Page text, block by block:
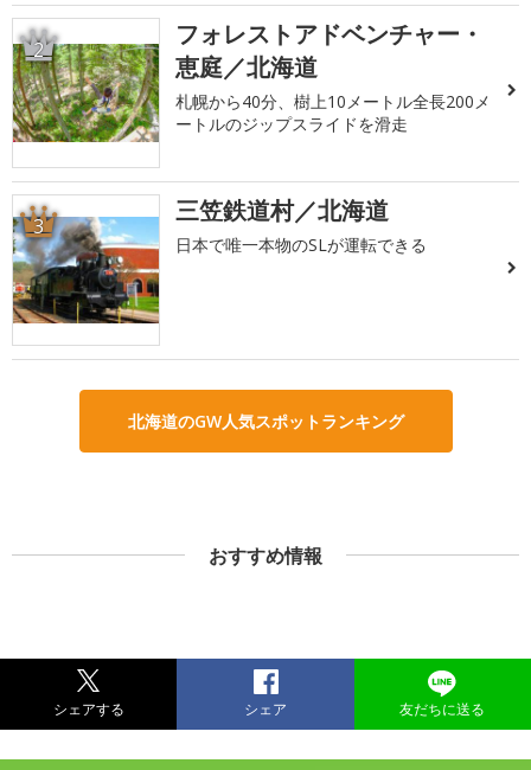
2
フォレストアドベンチャー・
恵庭／北海道
札幌から40分、樹上10メートル全長200メ
ートルのジップスライドを滑走
3 三笠鉄道村／北海道
日本で唯一本物のSLが運転できる
北海道のGW人気スポットランキング
おすすめ情報
シェアする シェア 友だちに送る